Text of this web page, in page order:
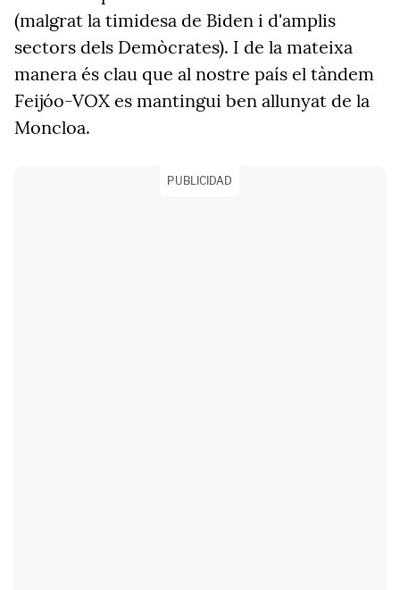
(malgrat la timidesa de Biden i d'amplis
sectors dels Demòcrates). I de la mateixa
manera és clau que al nostre país el tàndem
Feijóo-VOX es mantingui ben allunyat de la
Moncloa.
PUBLICIDAD